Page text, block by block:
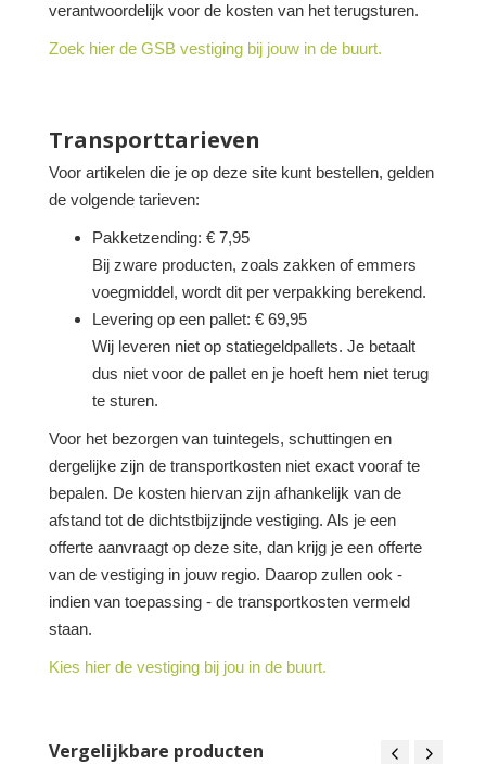
verantwoordelijk voor de kosten van het terugsturen.
Zoek hier de GSB vestiging bij jouw in de buurt.
Transporttarieven
Voor artikelen die je op deze site kunt bestellen, gelden
de volgende tarieven:
Pakketzending: € 7,95
Bij zware producten, zoals zakken of emmers
voegmiddel, wordt dit per verpakking berekend.
Levering op een pallet: € 69,95
Wij leveren niet op statiegeldpallets. Je betaalt
dus niet voor de pallet en je hoeft hem niet terug
te sturen.
Voor het bezorgen van tuintegels, schuttingen en
dergelijke zijn de transportkosten niet exact vooraf te
bepalen. De kosten hiervan zijn afhankelijk van de
afstand tot de dichtstbijzijnde vestiging. Als je een
offerte aanvraagt op deze site, dan krijg je een offerte
van de vestiging in jouw regio. Daarop zullen ook -
indien van toepassing - de transportkosten vermeld
staan.
Kies hier de vestiging bij jou in de buurt.
Vergelijkbare producten